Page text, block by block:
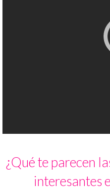
¿Qué te parecen
interesantes